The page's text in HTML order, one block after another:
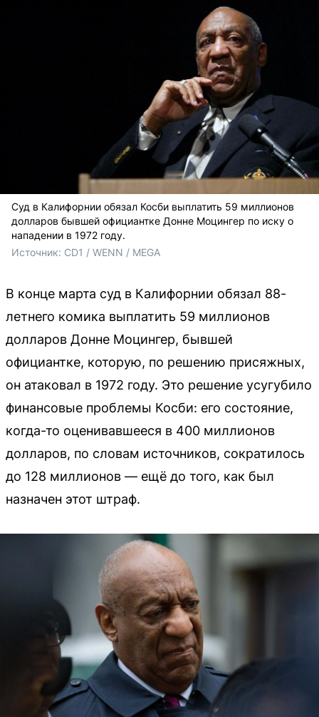
Суд в Калифорнии обязал Косби выплатить 59 миллионов
долларов бывшей официантке Донне Моцингер по иску о
нападении в 1972 году.
Источник: CD1 / WENN / MEGA
В конце марта суд в Калифорнии обязал 88-
летнего комика выплатить 59 миллионов
долларов Донне Моцингер, бывшей
официантке, которую, по решению присяжных,
он атаковал в 1972 году. Это решение усугубило
финансовые проблемы Косби: его состояние,
когда-то оценивавшееся в 400 миллионов
долларов, по словам источников, сократилось
до 128 миллионов — ещё до того, как был
назначен этот штраф.